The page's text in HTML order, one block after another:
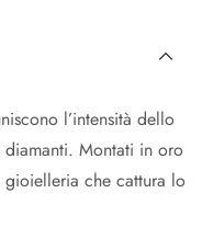
l’intensità dello
diamanti. Montati in oro
che cattura lo